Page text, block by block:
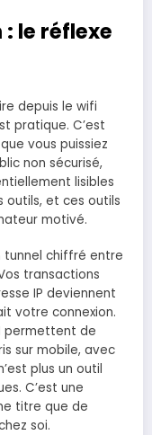
le réflexe
depuis le wifi
pratique. C’est
vous puissiez
non sécurisé,
lisibles
outils, et ces outils
motivé.
tunnel chiffré entre
transactions
IP deviennent
votre connexion.
permettent de
sur mobile, avec
plus un outil
C’est une
titre que de
soi.